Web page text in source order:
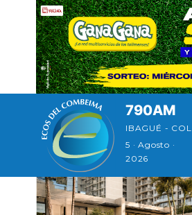
Pasar al contenido principal
790AM
IBAGUÉ - COL
5 · Agosto ·
2026